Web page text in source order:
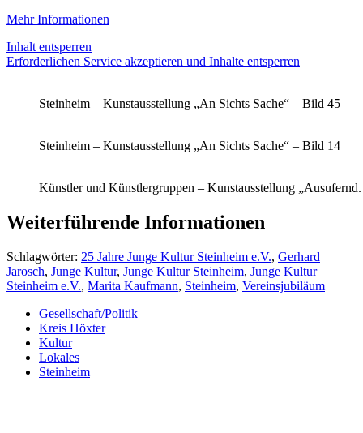
Mehr Informationen
Inhalt entsperren
Erforderlichen Service akzeptieren und Inhalte entsperren
Steinheim – Kunstausstellung „An Sichts Sache“ – Bild 45
Steinheim – Kunstausstellung „An Sichts Sache“ – Bild 14
Künstler und Künstlergruppen – Kunstausstellung
Weiterführende Informationen
Schlagwörter: 25 Jahre Junge Kultur Steinheim e.V., Gerhard
Jarosch, Junge Kultur, Junge Kultur Steinheim, Junge Kultur
Steinheim e.V., Marita Kaufmann, Steinheim, Vereinsjubiläum
Gesellschaft/Politik
Kreis Höxter
Kultur
Lokales
Steinheim